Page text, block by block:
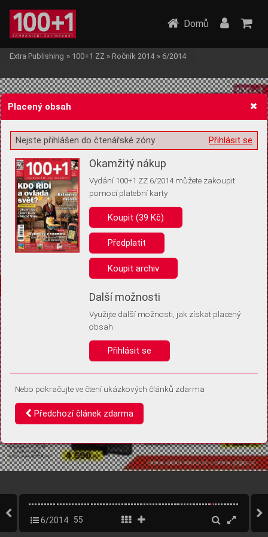
Žádost o souhlas s ukládáním volitelných informací
Pro základní fungování webu nepotřebujeme ukládat žádné informace
(tzv. cookies apod.). Rádi bychom vás ale požádali o souhlas s
uložením volitelných informací:
Anonymní unikátní ID
Díky němu příště poznáme, že se jedná o stejné zařízení, a
Identifikátor je zcela anonymní.
Vaše souhlasy a odmítnutí si ukládáme do vašeho zařízení, abychom se
vás už příště znovu neptali. Můžete je kdykoli později upravit ve Správě
Domů
Extra Publishing » 100+1 ZZ » Ročník 2014 » 6/2014
6/2014 55
Placený obsah
Přihlásit se
Nejste přihlášen do čtenářské zóny
Okamžitý nákup
Vydání 100+1 ZZ 6/2014 můžete zakoupit
pomocí platební karty
Koupit (39 Kč)
Předplatit
Koupit archiv
Další možnosti
Využijte další možnosti, jak získat placený
obsah
Přihlásit se
Nebo pokračujte ve čtení ukázkových článků zdarma
Předchozí článek zdarma